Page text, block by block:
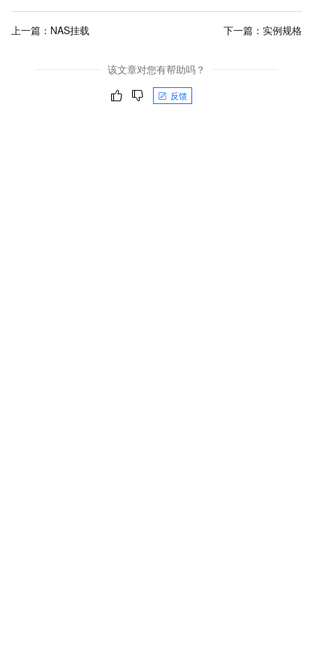
上一篇： NAS挂载 下一篇： 实例规格
该文章对您有帮助吗？
反馈